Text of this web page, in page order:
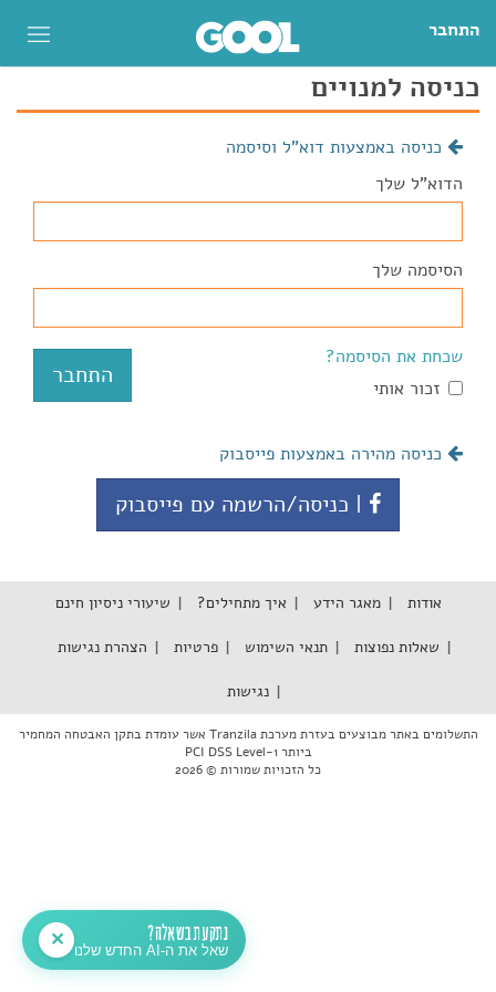
התחבר
כניסה למנויים
כניסה באמצעות דוא"ל וסיסמה
הדוא"ל שלך
הסיסמה שלך
שכחת את הסיסמה?
זכור אותי
כניסה מהירה באמצעות פייסבוק
| כניסה/הרשמה עם פייסבוק
אודות מאגר הידע איך מתחילים? שיעורי ניסיון חינם
שאלות נפוצות תנאי השימוש פרטיות הצהרת נגישות
נגישות
התשלומים באתר מבוצעים בעזרת מערכת Tranzila אשר עומדת בתקן האבטחה המחמיר
ביותר PCI DSS Level-1
כל הזכויות שמורות © 2026
נתקעת בשאלה?
שאל את ה-AI החדש שלנו
✕